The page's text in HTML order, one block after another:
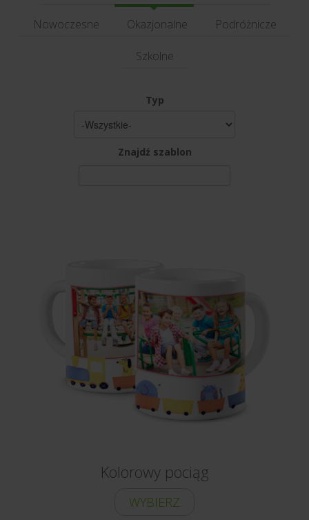
Nowoczesne Okazjonalne Podróżnicze
Szkolne
Typ
Znajdź szablon
Kolorowy pociąg
WYBIERZ